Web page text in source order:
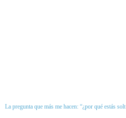
La pregunta que más me hacen: “¿por qué estás solt